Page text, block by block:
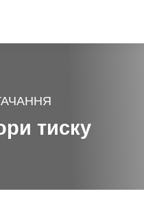
тиску